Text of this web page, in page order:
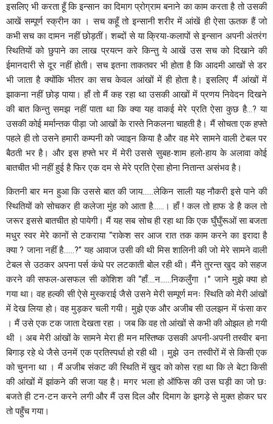
इसलिए भी करता हूँ कि इन्सान का दिमाग प्रोग्राम बनाने का काम करता है तो उसकी
आखें सम्पूर्ण स्क्रीन का । सच कहूँ तो इन्सानी शरीर में आंखें ही ऐसा ऊतक हैं जो
कभी सच का दामन नहीं छोड़तीं। शब्दों से या क्रिया-कलापों से इन्सान अपनी अंतरंग
स्थितियों को छुपाने का लाख प्रयत्न करे किन्तु ये आखें उस सच को दिखाने की
ईमानदारी से दूर नहीं होती। सच इतना ताकतवर भी होता है कि आदमी आखों से डर
भी जाता है क्योंकि भीतर का सच केवल आंखों में ही होता है। इसलिए मैं आंखों में
झाकना नहीं छोड़ पाया। हाँ तो मैं कह रहा था उसकी आखों में प्रणय निवेदन दिखने
की बात किन्तु समझ नहीं पाता था कि क्या यह वाकई मेरे प्रति ऐसा कुछ है…? या
उसकी कोई मर्मान्तक पीड़ा जो आखों के रास्ते निकलना चाहती है। मैं सोचता एक हफ्ते
पहले ही तो उसने हमारी कम्पनी को ज्वाइन किया है और वह मेरे सामने वाली टेबल पर
बैठती भर है। और इस हफ्ते भर में मेरी उससे सुबह-शाम हलो-हाय के अलावा कोई
बातचीत भी नहीं हुई है फिर एक दम से मेरे प्रति ऐसा होना नितान्त असंभव है।
कितनी बार मन हुआ कि उससे बात की जाय……लेकिन साली यह नौकरी इसे पाने की
स्थितियों को सोचकर ही कलेजा मुंह को आता है……। हाँ ! कल तो हाफ डे है कल तो
जरूर इससे बातचीत हो पायेगी। मैं यह सब सोच ही रहा था कि एक घुँघुँरूओं सा बजता
मधुर स्वर मेरे कानों से टकराया ‘‘राकेश सर आज रात तक काम करने का इरादा है
क्या ? जाना नहीं है……?’’ यह आवाज उसी की थी मिस शालिनी की जो मेरे सामने वाली
टेबल से उठकर अपना पर्स कंधे पर लटकाती बोल रही थी। मैंने तुरन्त खुद को सहज
करने की सफल-असफल सी कोशिश की ‘‘हाँ….न……निकलुँगा ।’’ जाने मुझे क्या हो
गया था। वह हल्की सी ऐसे मुस्कराई जैसे उसने मेरी सम्पूर्ण मनः स्थिति को मेरी आंखों
में देख लिया हो। वह मुड़कर चली गयी। मुझे एक और अजीब सी उलझन में फंसा कर
। मैं उसे एक टक जाता देखता रहा । जब कि वह तो आंखों से कभी की ओझल हो गयी
थी । अब मेरी आंखों के सामने मेरा ही मन मस्तिष्क उसकी अपनी-अपनी तस्वीर बना
बिगाड़ रहे थे जैसे उनमें एक प्रतिस्पर्धा हो रही थी । मुझे उन तस्वीरों में से किसी एक
को चुनना था । मैं अजीब संकट की स्थिति में खुद को कोस रहा था कि ले बेटा किसी
की आंखों में झांकने की सजा यह है। मगर भला हो ऑफिस की उस घड़ी का जो छः
बजते ही टन-टन करने लगी और मैं उस दिल और दिमाग के झगड़े से मुक्त होकर घर
तो पहुँच गया।